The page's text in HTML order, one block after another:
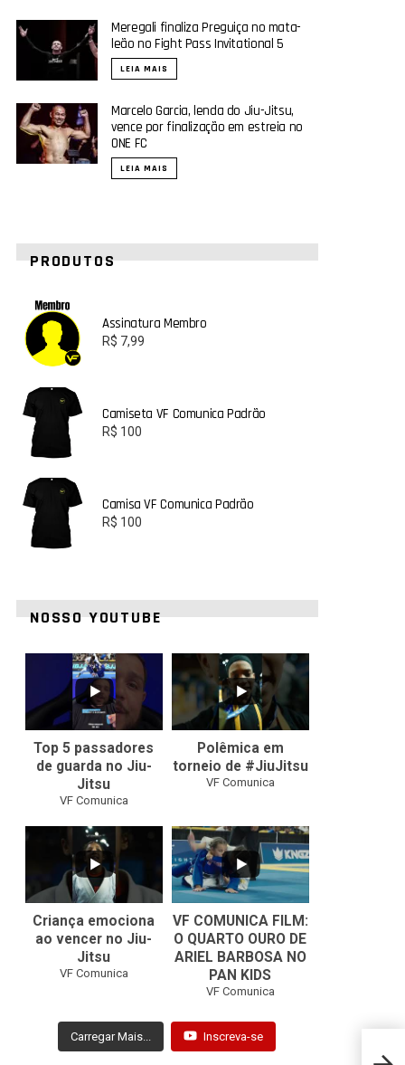
Meregali finaliza Preguiça no mata-
leão no Fight Pass Invitational 5
LEIA MAIS
Marcelo Garcia, lenda do Jiu-Jitsu,
vence por finalização em estreia no
ONE FC
LEIA MAIS
PRODUTOS
Assinatura Membro
R$ 7,99
Camiseta VF Comunica Padrão
R$ 100
Camisa VF Comunica Padrão
R$ 100
NOSSO YOUTUBE
0
Top 5 passadores
de guarda no Jiu-
Jitsu
VF Comunica
46 1
Polêmica em
torneio de #JiuJitsu
VF Comunica
0
Criança emociona
ao vencer no Jiu-
Jitsu
VF Comunica
...
0
VF COMUNICA FILM:
O QUARTO OURO DE
ARIEL BARBOSA NO
PAN KIDS
VF Comunica
Carregar Mais... Inscreva-se